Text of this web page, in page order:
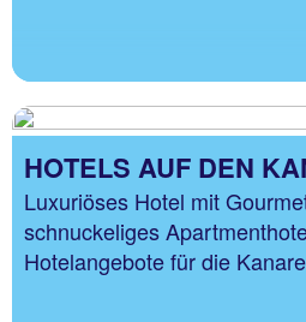
HOTELS AUF DEN
Luxuriöses Hotel mit
schnuckeliges
Hotelangebote für die